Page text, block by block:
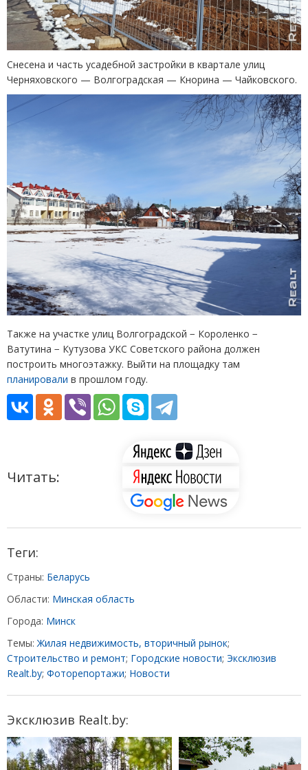
Снесена и часть усадебной застройки в квартале улиц
Черняховского — Волгоградская — Кнорина — Чайковского.
Также на участке улиц Волгоградской − Короленко −
Ватутина − Кутузова УКС Советского района должен
построить многоэтажку. Выйти на площадку там
планировали в прошлом году.
Читать:
Теги:
Страны: Беларусь
Области: Минская область
Города: Минск
Темы:Жилая недвижимость, вторичный рынок;
Строительство и ремонт; Городские новости; Эксклюзив
Realt.by; Фоторепортажи; Новости
Эксклюзив Realt.by: